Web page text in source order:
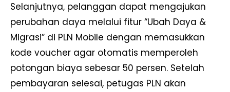
Selanjutnya, pelanggan dapat mengajukan
perubahan daya melalui fitur “Ubah Daya &
Migrasi” di PLN Mobile dengan memasukkan
kode voucher agar otomatis memperoleh
potongan biaya sebesar 50 persen. Setelah
pembayaran selesai, petugas PLN akan